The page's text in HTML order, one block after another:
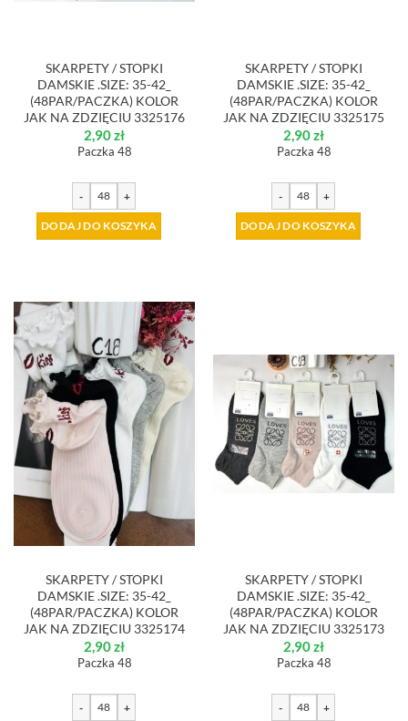
SKARPETY / STOPKI
DAMSKIE .SIZE: 35-42_
(48PAR/PACZKA) KOLOR
JAK NA ZDZIĘCIU 3325176
2,90zł
Paczka 48
- +
DODAJ DO KOSZYKA
SKARPETY / STOPKI
DAMSKIE .SIZE: 35-42_
(48PAR/PACZKA) KOLOR
JAK NA ZDZIĘCIU 3325175
2,90zł
Paczka 48
- +
DODAJ DO KOSZYKA
SKARPETY / STOPKI
DAMSKIE .SIZE: 35-42_
(48PAR/PACZKA) KOLOR
JAK NA ZDZIĘCIU 3325174
2,90zł
Paczka 48
- +
SKARPETY / STOPKI
DAMSKIE .SIZE: 35-42_
(48PAR/PACZKA) KOLOR
JAK NA ZDZIĘCIU 3325173
2,90zł
Paczka 48
- +